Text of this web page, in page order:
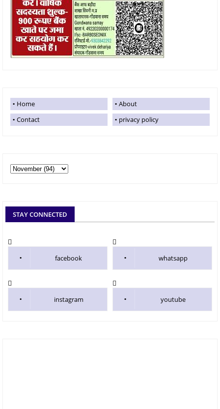
Home
About
Contact
privacy policy
STAY CONNECTED
facebook whatsapp
instagram youtube